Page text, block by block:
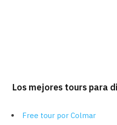
Los mejores tours para
Free tour por Colmar